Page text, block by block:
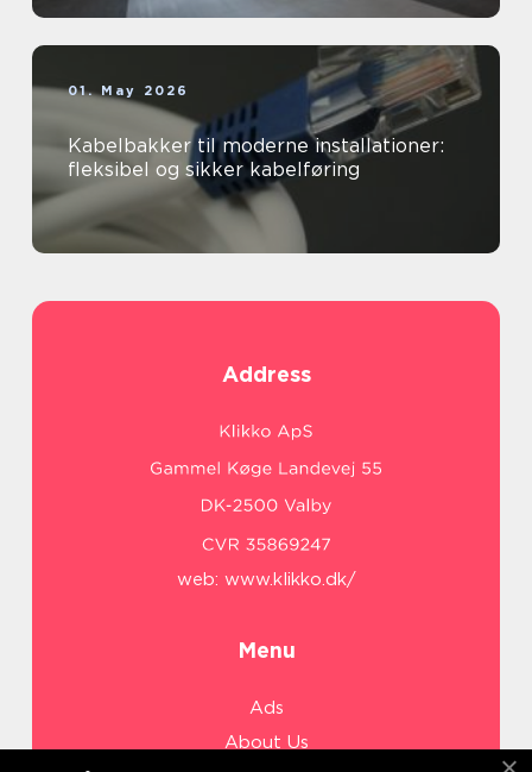
01. May 2026
Kabelbakker til moderne installationer:
fleksibel og sikker kabelføring
Address
web: www.klikko.dk/
Menu
Ads
About Us